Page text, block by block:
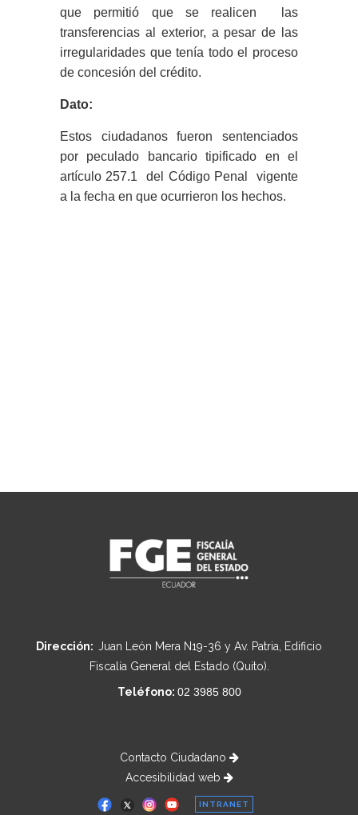
que permitió que se realicen las
transferencias al exterior, a pesar de las
irregularidades que tenía todo el proceso
de concesión del crédito.
Dato:
Estos ciudadanos fueron sentenciados
por peculado bancario tipificado en el
artículo 257.1 del Código Penal vigente
a la fecha en que ocurrieron los hechos.
Dirección: Juan León Mera N19-36 y Av. Patria, Edificio
Fiscalía General del Estado (Quito).
Teléfono: 02 3985 800
Contacto Ciudadano
Accesibilidad web
INTRANET